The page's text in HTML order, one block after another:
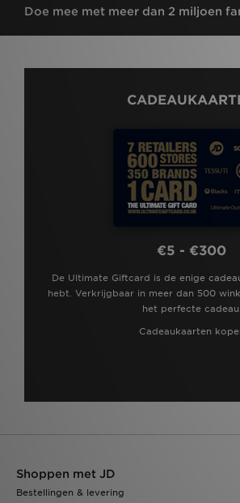
Doe mee met meer dan 2 miljoen
€5 - €300
De Ultimate Giftcard is de enige
hebt. Verkrijgbaar in meer dan 500
het perfecte cadeau.
Cadeaukaarten
Shoppen met JD
Bestellingen & levering